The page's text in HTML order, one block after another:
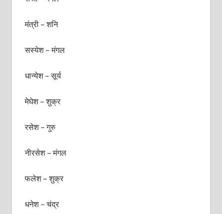
मंत्री – शनि
सस्येश – मंगल
धान्येश – सूर्य
मेघेश – शुक्र
रसेश – गुरु
नीरसेश – मंगल
फलेश – शुक्र
धनेश – चंद्र